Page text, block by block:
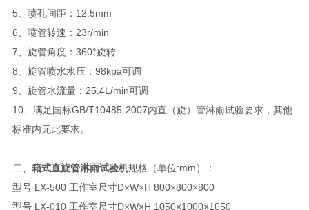
5、喷孔间距：12.5mm
6、喷管转速：23r/min
7、旋管角度：360°旋转
8、旋管喷水水压：98kpa可调
9、旋管水流量：25.4L/min可调
10、满足国标GB/T10485-2007内直（旋）管淋雨试验要求，其他
标准内无此要求。
二、 箱式直旋管淋雨试验机规格（单位:mm）：
型号 LX-500 工作室尺寸D×W×H 800×800×800
型号 LX-010 工作室尺寸D×W×H 1050×1000×1050